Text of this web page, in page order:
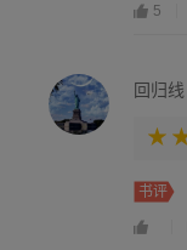
5
回归线
书评